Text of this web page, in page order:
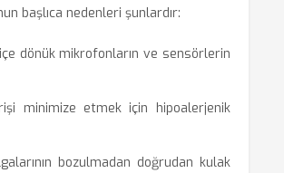
başlıca nedenleri şunlardır:
dönük mikrofonların ve sensörlerin
minimize etmek için hipoalerjenik
bozulmadan doğrudan kulak